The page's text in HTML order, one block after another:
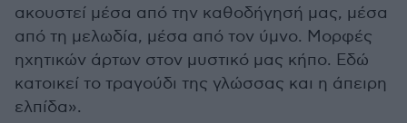
ακουστεί μέσα από την καθοδήγησή μας, μέσα
από τη μελωδία, μέσα από τον ύμνο. Μορφές
ηχητικών άρτων στον μυστικό μας κήπο. Εδώ
κατοικεί το τραγούδι της γλώσσας και η άπειρη
ελπίδα».